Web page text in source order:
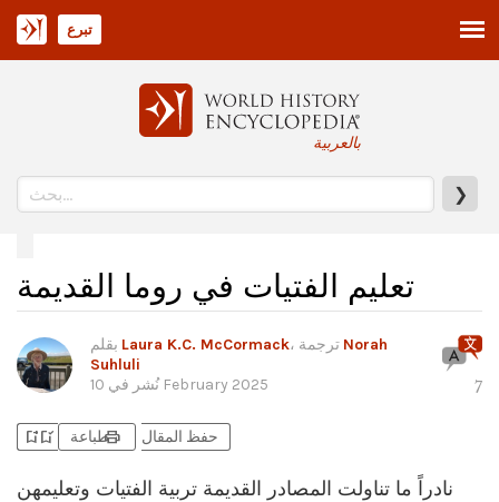
بالعربية
❯
تبرع
تعليم الفتيات في روما القديمة
Laura K.C. McCormack
Norah
Suhluli
نُشر في10 February 2025 7
bookmark_addbookmark_added حفظ المقال printطباعة
نادراً ما تناولت المصادر القديمة تربية الفتيات وتعليمهن